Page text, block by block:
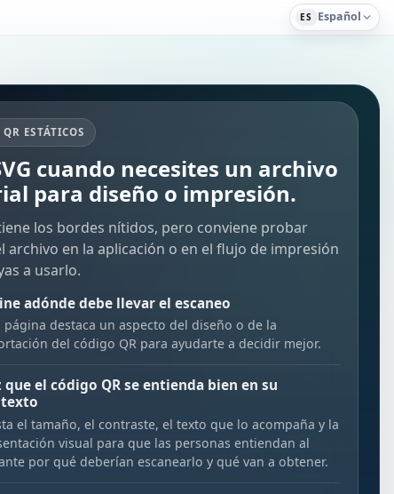
ES Español
ESTÁTICOS
cuando necesites un archivo
para diseño o impresión.
los bordes nítidos, pero conviene probar
archivo en la aplicación o en el flujo de impresión
a usarlo.
adónde debe llevar el escaneo
página destaca un aspecto del diseño o de la
del código QR para ayudarte a decidir mejor.
que el código QR se entienda bien en su
el tamaño, el contraste, el texto que lo acompaña y la
visual para que las personas entiendan al
por qué deberían escanearlo y qué van a obtener.